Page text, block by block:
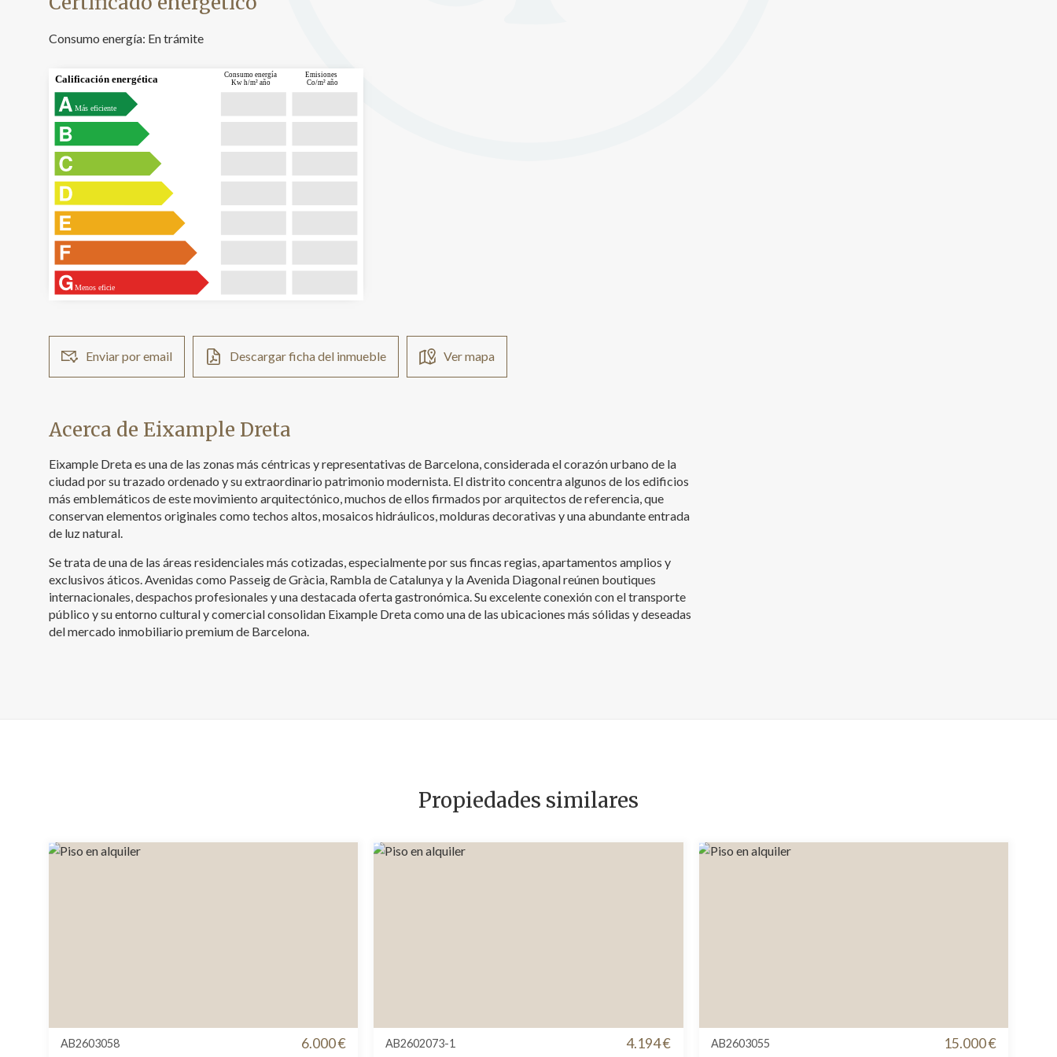
Consumo energía: En trámite
Más eficiente
Menos eficie
Calificación energética
Consumo energía
Kw h/m² año
Emisiones
Co/m² año
Enviar por email Descargar ficha del inmueble Ver mapa
Acerca de Eixample Dreta
Eixample Dreta es una de las zonas más céntricas y representativas de Barcelona, considerada el corazón urbano de la
ciudad por su trazado ordenado y su extraordinario patrimonio modernista. El distrito concentra algunos de los edificios
más emblemáticos de este movimiento arquitectónico, muchos de ellos firmados por arquitectos de referencia, que
conservan elementos originales como techos altos, mosaicos hidráulicos, molduras decorativas y una abundante entrada
de luz natural.
Se trata de una de las áreas residenciales más cotizadas, especialmente por sus fincas regias, apartamentos amplios y
exclusivos áticos. Avenidas como Passeig de Gràcia, Rambla de Catalunya y la Avenida Diagonal reúnen boutiques
internacionales, despachos profesionales y una destacada oferta gastronómica. Su excelente conexión con el transporte
público y su entorno cultural y comercial consolidan Eixample Dreta como una de las ubicaciones más sólidas y deseadas
del mercado inmobiliario premium de Barcelona.
Propiedades similares
AB2603058 6.000 € AB2602073-1 4.194 € AB2603055 15.000 €